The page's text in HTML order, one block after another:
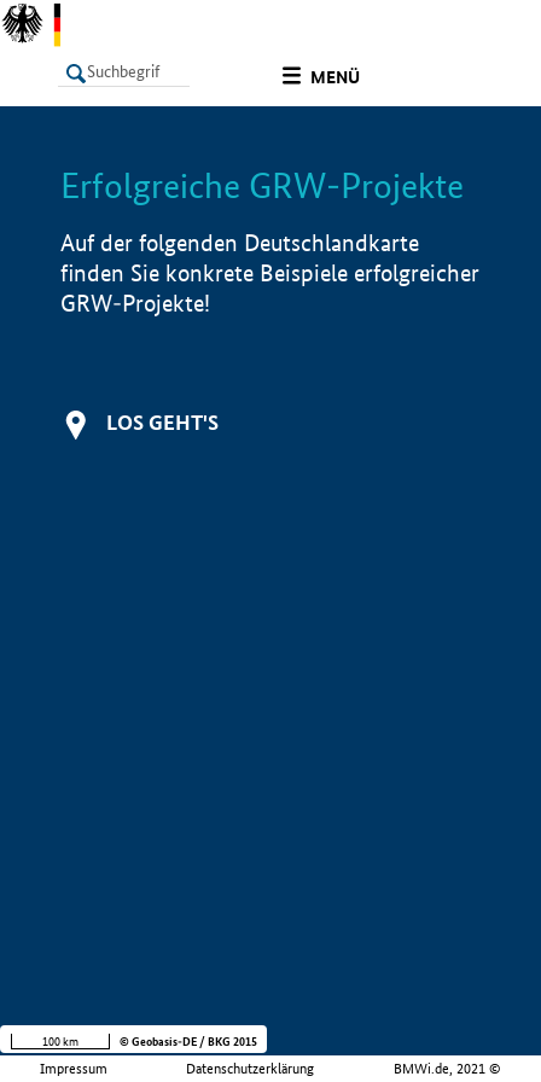
MENÜ
LISTE Info
Erfolgreiche GRW-Projekte
Auf der folgenden Deutschlandkarte
finden Sie konkrete Beispiele erfolgreicher
GRW-Projekte!
LOS GEHT'S
Impressum Datenschutzerklärung BMWi.de, 2021 ©
100 km © Geobasis-DE / BKG 2015